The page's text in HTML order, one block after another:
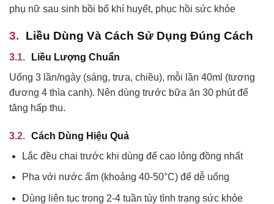
phụ nữ sau sinh bồi bổ khí huyết, phục hồi sức khỏe
Liều Dùng Và Cách Sử Dụng Đúng Cách
Liều Lượng Chuẩn
Uống 3 lần/ngày (sáng, trưa, chiều), mỗi lần 40ml (tương
đương 4 thìa canh). Nên dùng trước bữa ăn 30 phút để
tăng hấp thu.
Cách Dùng Hiệu Quả
Lắc đều chai trước khi dùng để cao lỏng đồng nhất
Pha với nước ấm (khoảng 40-50°C) để dễ uống
Dùng liên tục trong 2-4 tuần tùy tình trạng sức khỏe